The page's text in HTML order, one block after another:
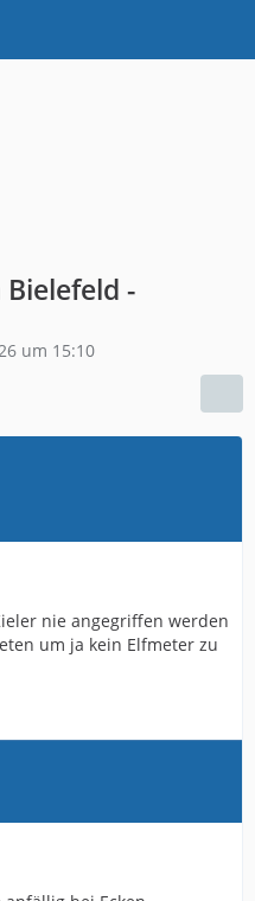
-
um 15:10
nie angegriffen werden
um ja kein Elfmeter zu